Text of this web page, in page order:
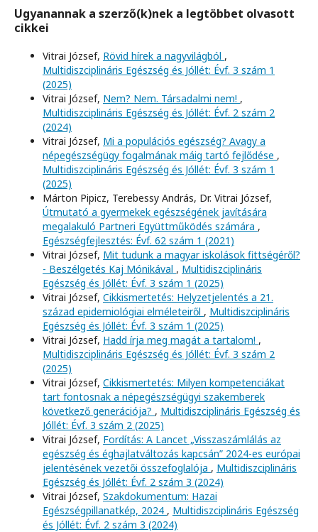
Ugyanannak a szerző(k)nek a legtöbbet olvasott
cikkei
Vitrai József, Rövid hírek a nagyvilágból ,
Multidiszciplináris Egészség és Jóllét: Évf. 3 szám 1
(2025)
Vitrai József, Nem? Nem. Társadalmi nem! ,
Multidiszciplináris Egészség és Jóllét: Évf. 2 szám 2
(2024)
Vitrai József, Mi a populációs egészség? Avagy a
népegészségügy fogalmának máig tartó fejlődése ,
Multidiszciplináris Egészség és Jóllét: Évf. 3 szám 1
(2025)
Márton Pipicz, Terebessy András, Dr. Vitrai József,
Útmutató a gyermekek egészségének javítására
megalakuló Partneri Együttműködés számára ,
Egészségfejlesztés: Évf. 62 szám 1 (2021)
Vitrai József, Mit tudunk a magyar iskolások fittségéről?
- Beszélgetés Kaj Mónikával , Multidiszciplináris
Egészség és Jóllét: Évf. 3 szám 1 (2025)
Vitrai József, Cikkismertetés: Helyzetjelentés a 21.
század epidemiológiai elméleteiről , Multidiszciplináris
Egészség és Jóllét: Évf. 3 szám 1 (2025)
Vitrai József, Hadd írja meg magát a tartalom! ,
Multidiszciplináris Egészség és Jóllét: Évf. 3 szám 2
(2025)
Vitrai József, Cikkismertetés: Milyen kompetenciákat
tart fontosnak a népegészségügyi szakemberek
következő generációja? , Multidiszciplináris Egészség és
Jóllét: Évf. 3 szám 2 (2025)
Vitrai József, Fordítás: A Lancet „Visszaszámlálás az
egészség és éghajlatváltozás kapcsán” 2024-es európai
jelentésének vezetői összefoglalója , Multidiszciplináris
Egészség és Jóllét: Évf. 2 szám 3 (2024)
Vitrai József, Szakdokumentum: Hazai
Egészségpillanatkép, 2024 , Multidiszciplináris Egészség
és Jóllét: Évf. 2 szám 3 (2024)